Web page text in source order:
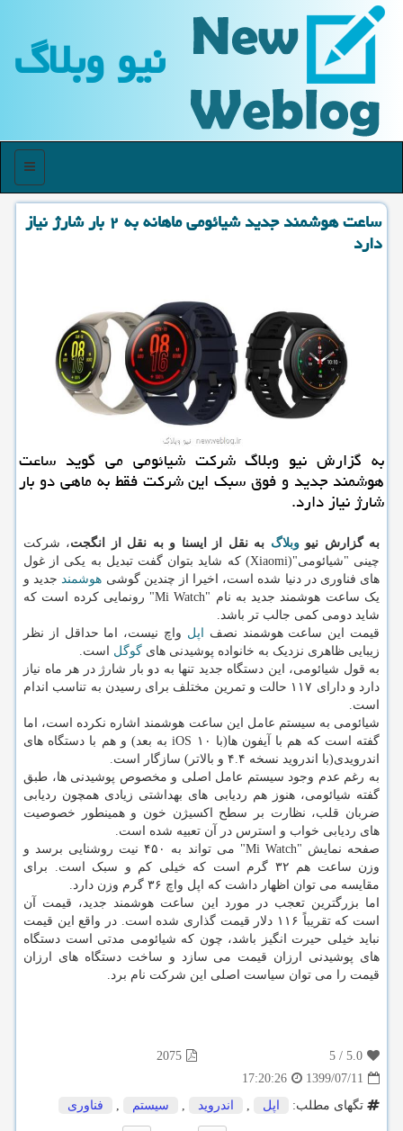
نیو وبلاگ
منو
ساعت هوشمند جدید شیائومی ماهانه به ۲ بار شارژ نیاز
دارد
به گزارش نیو وبلاگ شركت شیائومی می گوید ساعت
هوشمند جدید و فوق سبك این شركت فقط به ماهی دو بار
شارژ نیاز دارد.
به گزارش نیووبلاگ به نقل از ایسنا و به نقل از انگجت، شرکت
چینی "شیائومی"(Xiaomi) که شاید بتوان گفت تبدیل به یکی از غول
های فناوری در دنیا شده است، اخیرا از چندین گوشی هوشمند جدید و
یک ساعت هوشمند جدید به نام "Mi Watch" رونمایی کرده است که
شاید دومی کمی جالب تر باشد.
قیمت این ساعت هوشمند نصف اپل واچ نیست، اما حداقل از نظر
زیبایی ظاهری نزدیک به خانواده پوشیدنی های گوگل است.
به قول شیائومی، این دستگاه جدید تنها به دو بار شارژ در هر ماه نیاز
دارد و دارای ۱۱۷ حالت و تمرین مختلف برای رسیدن به تناسب اندام
است.
شیائومی به سیستم عامل این ساعت هوشمند اشاره نکرده است، اما
گفته است که هم با آیفون ها(با iOS ۱۰ به بعد) و هم با دستگاه های
اندرویدی(با اندروید نسخه ۴.۴ و بالاتر) سازگار است.
به رغم عدم وجود سیستم عامل اصلی و مخصوص پوشیدنی ها، طبق
گفته شیائومی، هنوز هم ردیابی های بهداشتی زیادی همچون ردیابی
ضربان قلب، نظارت بر سطح اکسیژن خون و همینطور خصوصیت
های ردیابی خواب و استرس در آن تعبیه شده است.
صفحه نمایش "Mi Watch" می تواند به ۴۵۰ نیت روشنایی برسد و
وزن ساعت هم ۳۲ گرم است که خیلی کم و سبک است. برای
مقایسه می توان اظهار داشت که اپل واچ ۳۶ گرم وزن دارد.
اما بزرگترین تعجب در مورد این ساعت هوشمند جدید، قیمت آن
است که تقریباً ۱۱۶ دلار قیمت گذاری شده است. در واقع این قیمت
نباید خیلی حیرت انگیز باشد، چون که شیائومی مدتی است دستگاه
های پوشیدنی ارزان قیمت می سازد و ساخت دستگاه های ارزان
قیمت را می توان سیاست اصلی این شرکت نام برد.
5.0
/
5
2075
1399/07/11
17:20:26
تگهای مطلب:
اپل , اندروید , سیستم , فناوری